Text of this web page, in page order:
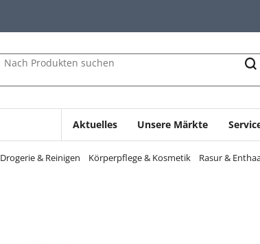
Nach Produkten suchen
Aktuelles Unsere Märkte
Drogerie & Reinigen Körperpflege & Kosmetik Rasur &